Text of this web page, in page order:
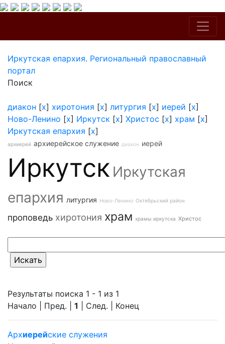
Иркутская епархия. Региональный православный
портал
Поиск
диакон [x] хиротония [x] литургия [x] иерей [x]
Ново-Ленино [x] Иркутск [x] Христос [x] храм [x]
Иркутская епархия [x]
архиерей архиерейское служение диакон иерей
Иркутск Иркутская
епархия литургия Ново-Ленино Октябрьский район
проповедь хиротония храм храмы иркутска Христос
Результаты поиска 1 - 1 из 1
Начало | Пред. | 1 | След. | Конец
Архиерейские служения